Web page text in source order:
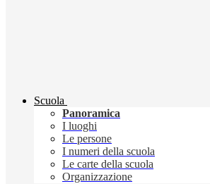
Scuola
Panoramica
I luoghi
Le persone
I numeri della scuola
Le carte della scuola
Organizzazione